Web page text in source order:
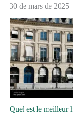
30 de mars de 2025
Quel est le meilleur